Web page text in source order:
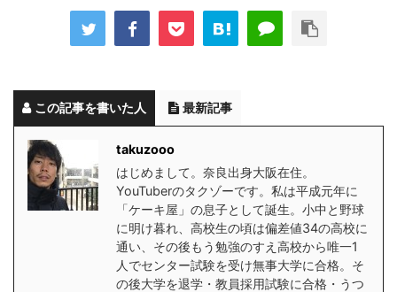
この記事を書いた人 最新記事
takuzooo
はじめまして。奈良出身大阪在住。
YouTuberのタクゾーです。私は平成元年に
「ケーキ屋」の息子として誕生。小中と野球
に明け暮れ、高校生の頃は偏差値34の高校に
通い、その後もう勉強のすえ高校から唯一1
人でセンター試験を受け無事大学に合格。そ
の後大学を退学・教員採用試験に合格・うつ